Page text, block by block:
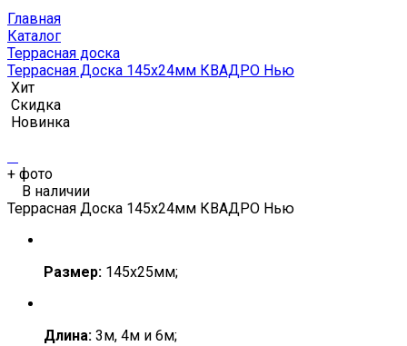
Главная
Каталог
Террасная доска
Террасная Доска 145х24мм КВАДРО Нью
Хит
Скидка
Новинка
+ фото
В наличии
Террасная Доска 145х24мм КВАДРО Нью
Размер: 145х25мм;
Длина: 3м, 4м и 6м;